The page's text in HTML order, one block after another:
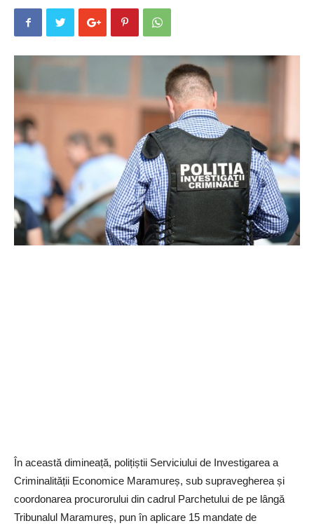
În această dimineață, polițiștii Serviciului de Investigarea a
Criminalității Economice Maramureș, sub supravegherea și
coordonarea procurorului din cadrul Parchetului de pe lângă
Tribunalul Maramureș, pun în aplicare 15 mandate de